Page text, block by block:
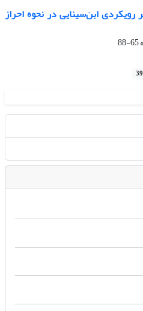
ابن‌سینایی در نحوه احراز
65-88